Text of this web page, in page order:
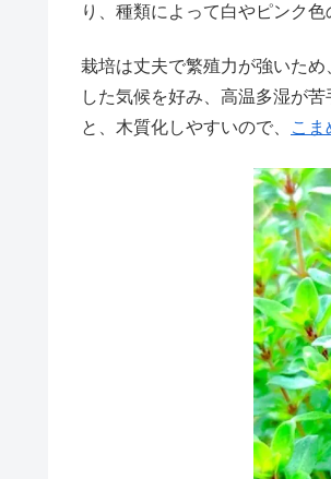
り、種類によって白やピンク
栽培は丈夫で繁殖力が強いた
した気候を好み、高温多湿が
と、木質化しやすいので、
こま